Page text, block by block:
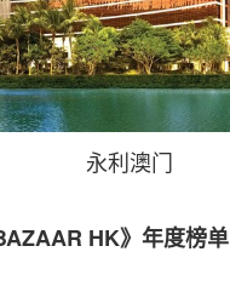
永利澳门
HK》年度榜单